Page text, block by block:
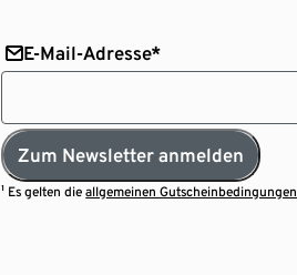
E-Mail-Adresse*
Zum Newsletter anmelden
¹ Es gelten dieallgemeinen Gutscheinbedingungen